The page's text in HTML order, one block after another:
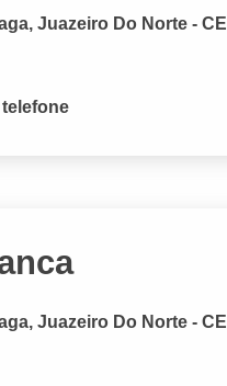
Juazeiro Do Norte - CE
Juazeiro Do Norte - CE